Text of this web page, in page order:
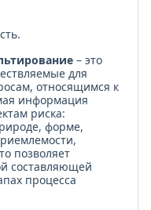
– это
для
относящимся к
информация
риска:
форме,
позволяет
составляющей
процесса